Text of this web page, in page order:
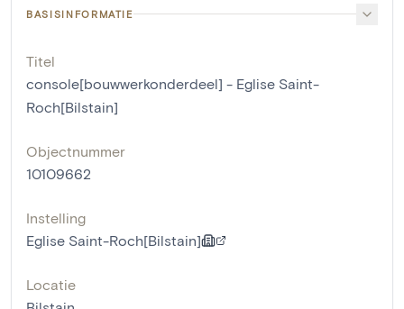
BASISINFORMATIE
Titel
console[bouwwerkonderdeel] - Eglise Saint-
Roch[Bilstain]
Objectnummer
10109662
Instelling
Eglise Saint-Roch[Bilstain]
Locatie